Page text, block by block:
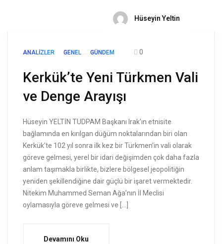
Hüseyin Yeltin
ANALIZLER GENEL GÜNDEM 0
Kerkük’te Yeni Türkmen Vali
ve Denge Arayışı
Hüseyin YELTİN TUDPAM Başkanı Irak’ın etnisite
bağlamında en kırılgan düğüm noktalarından biri olan
Kerkük’te 102 yıl sonra ilk kez bir Türkmen’in vali olarak
göreve gelmesi, yerel bir idari değişimden çok daha fazla
anlam taşımakla birlikte, bizlere bölgesel jeopolitiğin
yeniden şekillendiğine dair güçlü bir işaret vermektedir.
Nitekim Muhammed Seman Ağa’nın İl Meclisi
oylamasıyla göreve gelmesi ve […]
Devamını Oku